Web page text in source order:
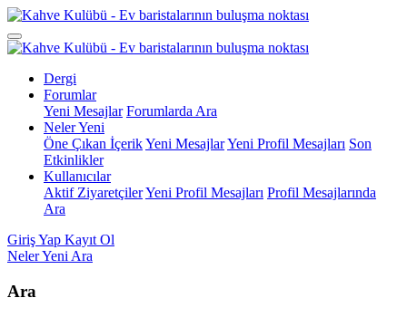
Dergi
Forumlar
Yeni Mesajlar Forumlarda Ara
Neler Yeni
Öne Çıkan İçerikYeni MesajlarYeni Profil Mesajları Son
Etkinlikler
Kullanıcılar
Aktif ZiyaretçilerYeni Profil Mesajları Profil Mesajlarında
Ara
Giriş Yap Kayıt Ol
Neler Yeni Ara
Ara